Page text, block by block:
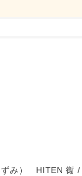
ずみ） HITEN 鵆